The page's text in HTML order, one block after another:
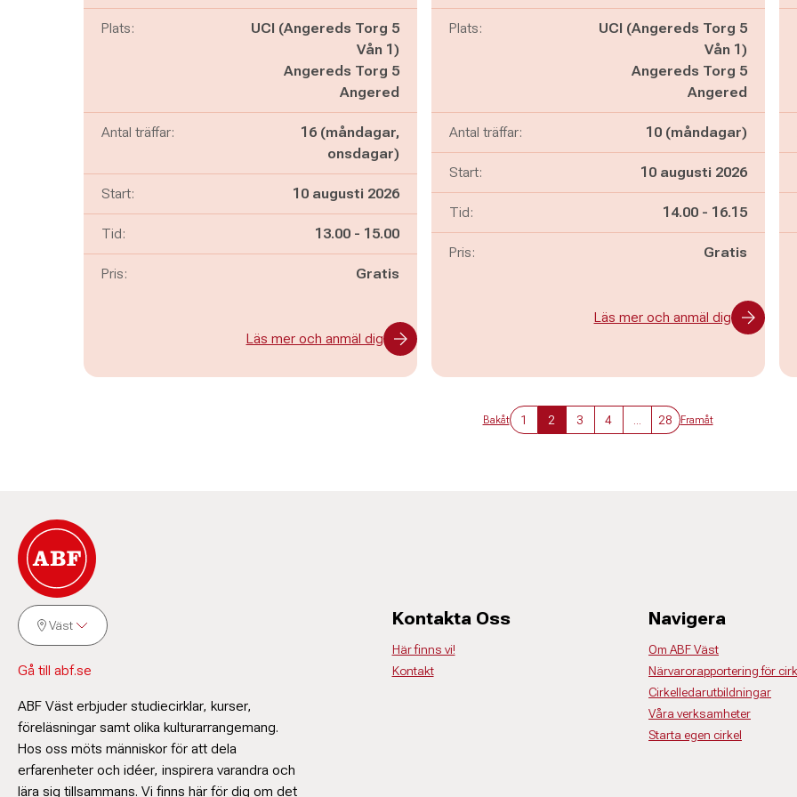
Plats:
UCI (Angereds Torg 5
Vån 1)
Angereds Torg 5
Angered
Antal träffar:
16 (måndagar,
onsdagar)
Start: 10 augusti 2026
Tid: Pågår mellan
13.00 - och
15.00
Pris: Gratis
Läs mer och anmäl dig
Plats:
UCI (Angereds Torg 5
Vån 1)
Angereds Torg 5
Angered
Antal träffar: 10 (måndagar)
Start: 10 augusti 2026
Tid: Pågår mellan
14.00 - och
16.15
Pris: Gratis
Läs mer och anmäl dig
Bakåt 1 2 3 4 28 Framåt
Väst
Gå till abf.se
ABF Väst erbjuder studiecirklar, kurser,
föreläsningar samt olika kulturarrangemang.
Hos oss möts människor för att dela
erfarenheter och idéer, inspirera varandra och
lära sig tillsammans. Vi finns här för dig om det
Kontakta Oss
Här finns vi!
Kontakt
Navigera
Om ABF Väst
Närvarorapportering för
Cirkelledarutbildningar
Våra verksamheter
Starta egen cirkel